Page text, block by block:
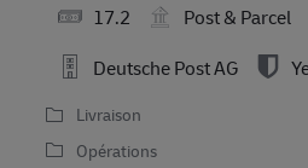
17.2
Post & Parcel
Deutsche Post AG
Livraison
Opérations